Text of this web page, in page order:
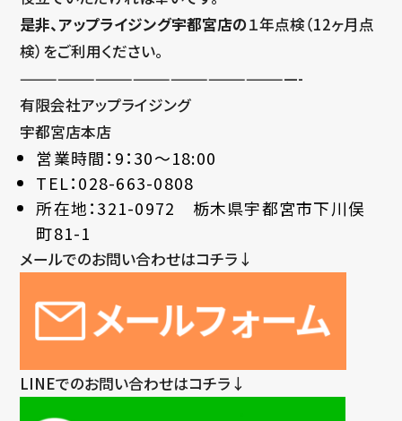
是非、アップライジング宇都宮店の１年点検（12ヶ月点
検）をご利用ください。
——————————————————————-
有限会社アップライジング
宇都宮店本店
営業時間：9：30～18:00
TEL：028-663-0808
所在地：321-0972 栃木県宇都宮市下川俣
町81-1
メールでのお問い合わせはコチラ↓
LINEでのお問い合わせはコチラ↓